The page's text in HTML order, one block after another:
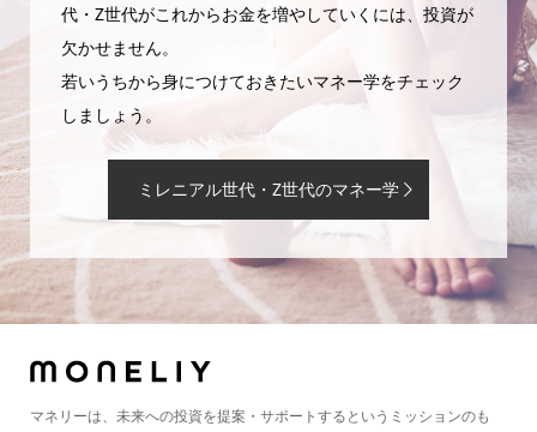
代・Z世代がこれからお金を増やしていくには、投資が
欠かせません。
若いうちから身につけておきたいマネー学をチェック
しましょう。
ミレニアル世代・Z世代のマネー学
マネリーは、未来への投資を提案・サポートするというミッションのも